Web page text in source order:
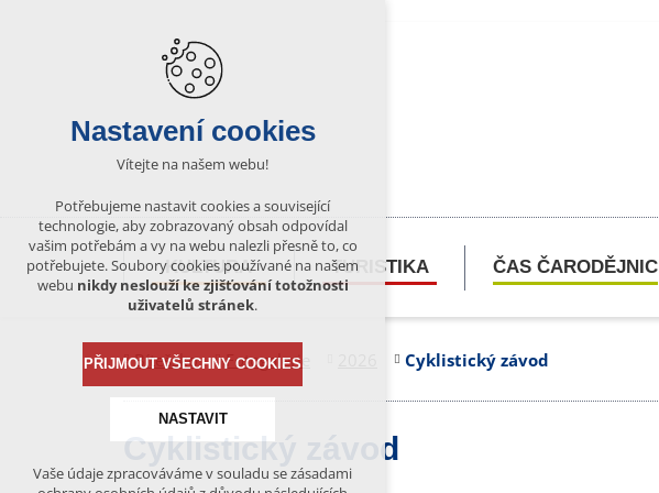
KULTURA TURISTIKA ČAS ČARODĚJNIC
Bítešsko Fotogalerie Cyklistický závod
Cyklistický závod
Nastavení cookies
Vítejte na našem webu!
Potřebujeme nastavit cookies a související
technologie, aby zobrazovaný obsah odpovídal
vašim potřebám a vy na webu nalezli přesně to, co
potřebujete. Soubory cookies používané na našem
webu nikdy neslouží ke zjišťování totožnosti
uživatelů stránek.
PŘIJMOUT VŠECHNY COOKIES
NASTAVIT
Technická cookies
Vaše údaje zpracováváme v souladu se zásadami